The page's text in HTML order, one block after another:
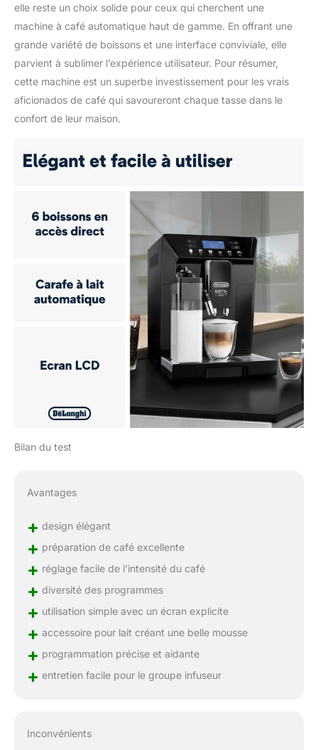
elle reste un choix solide pour ceux qui cherchent une
machine à café automatique haut de gamme. En offrant une
grande variété de boissons et une interface conviviale, elle
parvient à sublimer l’expérience utilisateur. Pour résumer,
cette machine est un superbe investissement pour les vrais
aficionados de café qui savoureront chaque tasse dans le
confort de leur maison.
Bilan du test
Avantages
+ design élégant
+ préparation de café excellente
+ réglage facile de l’intensité du café
+ diversité des programmes
+ utilisation simple avec un écran explicite
+ accessoire pour lait créant une belle mousse
+ programmation précise et aidante
+ entretien facile pour le groupe infuseur
Inconvénients